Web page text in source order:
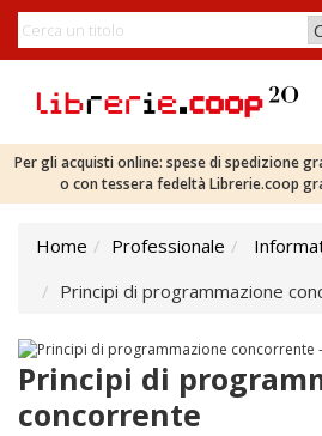
Per gli acquisti online: spese di spedizione
o con tessera fedeltà Librerie.coop
Home Professionale
Principi di programmazione
Principi di
concorrente